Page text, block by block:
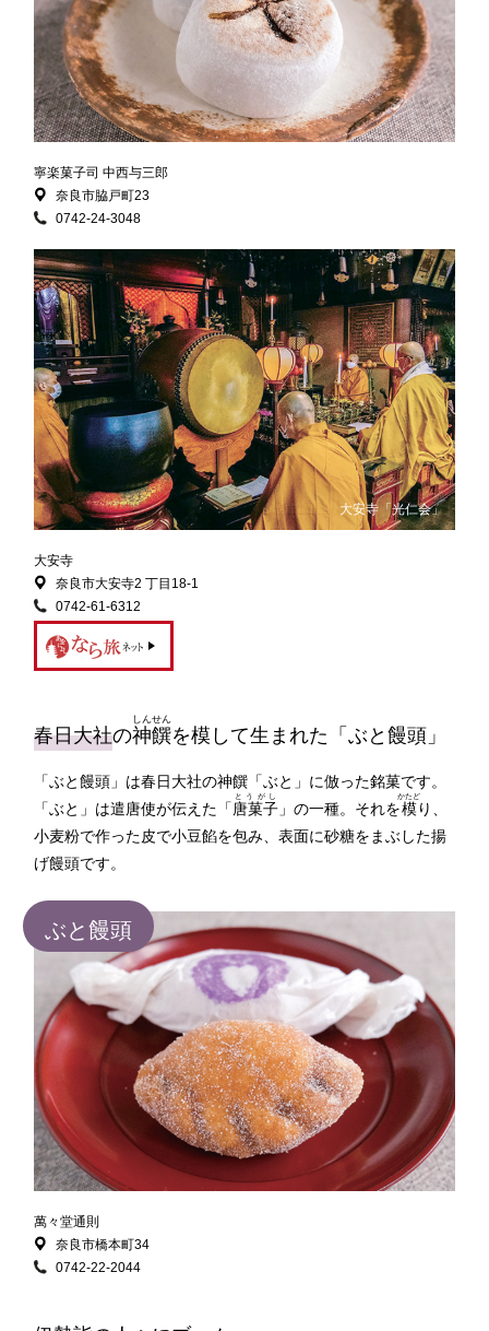
寧楽菓子司 中西与三郎
奈良市脇戸町23
0742-24-3048
大安寺「光仁会」
大安寺
奈良市大安寺2 丁目18-1
0742-61-6312
春日大社の神饌
しんせん
を模して生まれた「ぶと饅頭」
「ぶと饅頭」は春日大社の神饌「ぶと」に倣った銘菓です。
「ぶと」は遣唐使が伝えた「 唐菓子
とうがし
」の一種。それを模
かたど
り、
小麦粉で作った皮で小豆餡を包み、表面に砂糖をまぶした揚
げ饅頭です。
ぶと饅頭
萬々堂通則
奈良市橋本町34
0742-22-2044